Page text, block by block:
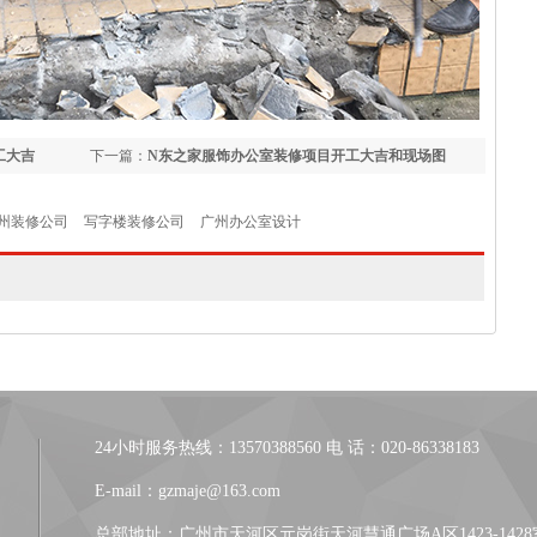
下一篇： N东之家服饰办公室装修项目开工大吉和现场图
大吉
装修公司 写字楼装修公司 广州办公室设计
24小时服务热线：13570388560 电 话：020-86338183
E-mail：gzmaje@163.com